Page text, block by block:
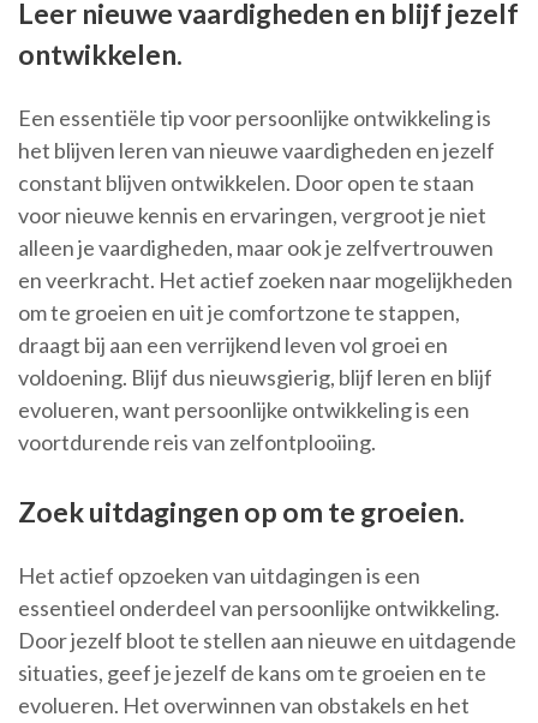
Leer nieuwe vaardigheden en blijf jezelf
ontwikkelen.
Een essentiële tip voor persoonlijke ontwikkeling is
het blijven leren van nieuwe vaardigheden en jezelf
constant blijven ontwikkelen. Door open te staan
voor nieuwe kennis en ervaringen, vergroot je niet
alleen je vaardigheden, maar ook je zelfvertrouwen
en veerkracht. Het actief zoeken naar mogelijkheden
om te groeien en uit je comfortzone te stappen,
draagt bij aan een verrijkend leven vol groei en
voldoening. Blijf dus nieuwsgierig, blijf leren en blijf
evolueren, want persoonlijke ontwikkeling is een
voortdurende reis van zelfontplooiing.
Zoek uitdagingen op om te groeien.
Het actief opzoeken van uitdagingen is een
essentieel onderdeel van persoonlijke ontwikkeling.
Door jezelf bloot te stellen aan nieuwe en uitdagende
situaties, geef je jezelf de kans om te groeien en te
evolueren. Het overwinnen van obstakels en het